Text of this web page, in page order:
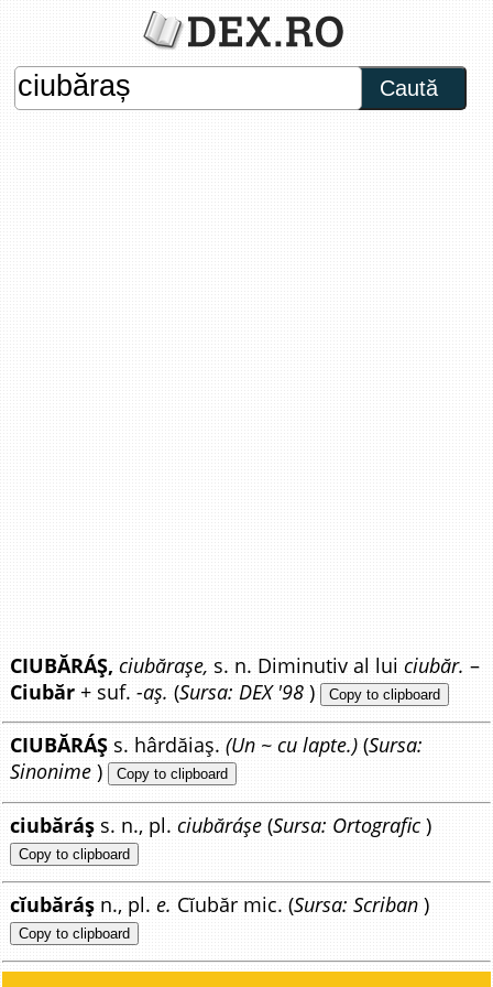
Caută
CIUBĂRÁȘ, ciubărașe, s. n. Diminutiv al luiciubăr. –
Ciubăr + suf.-aș. (Sursa: DEX '98 ) Copy to clipboard
CIUBĂRÁȘ s. hârdăiaș.(Un ~ cu lapte.) (Sursa:
Sinonime ) Copy to clipboard
ciubăráș s. n., pl.ciubăráșe (Sursa: Ortografic )
Copy to clipboard
cĭubăráș n., pl.e. Cĭubăr mic. (Sursa: Scriban )
Copy to clipboard